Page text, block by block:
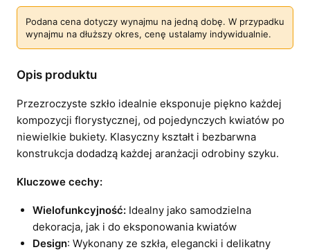
Podana cena dotyczy wynajmu na jedną dobę. W przypadku
wynajmu na dłuższy okres, cenę ustalamy indywidualnie.
Opis produktu
Przezroczyste szkło idealnie eksponuje piękno każdej
kompozycji florystycznej, od pojedynczych kwiatów po
niewielkie bukiety. Klasyczny kształt i bezbarwna
konstrukcja dodadzą każdej aranżacji odrobiny szyku.
Kluczowe cechy:
Wielofunkcyjność:Idealny jako samodzielna
dekoracja, jak i do eksponowania kwiatów
Design: Wykonany ze szkła, elegancki i delikatny